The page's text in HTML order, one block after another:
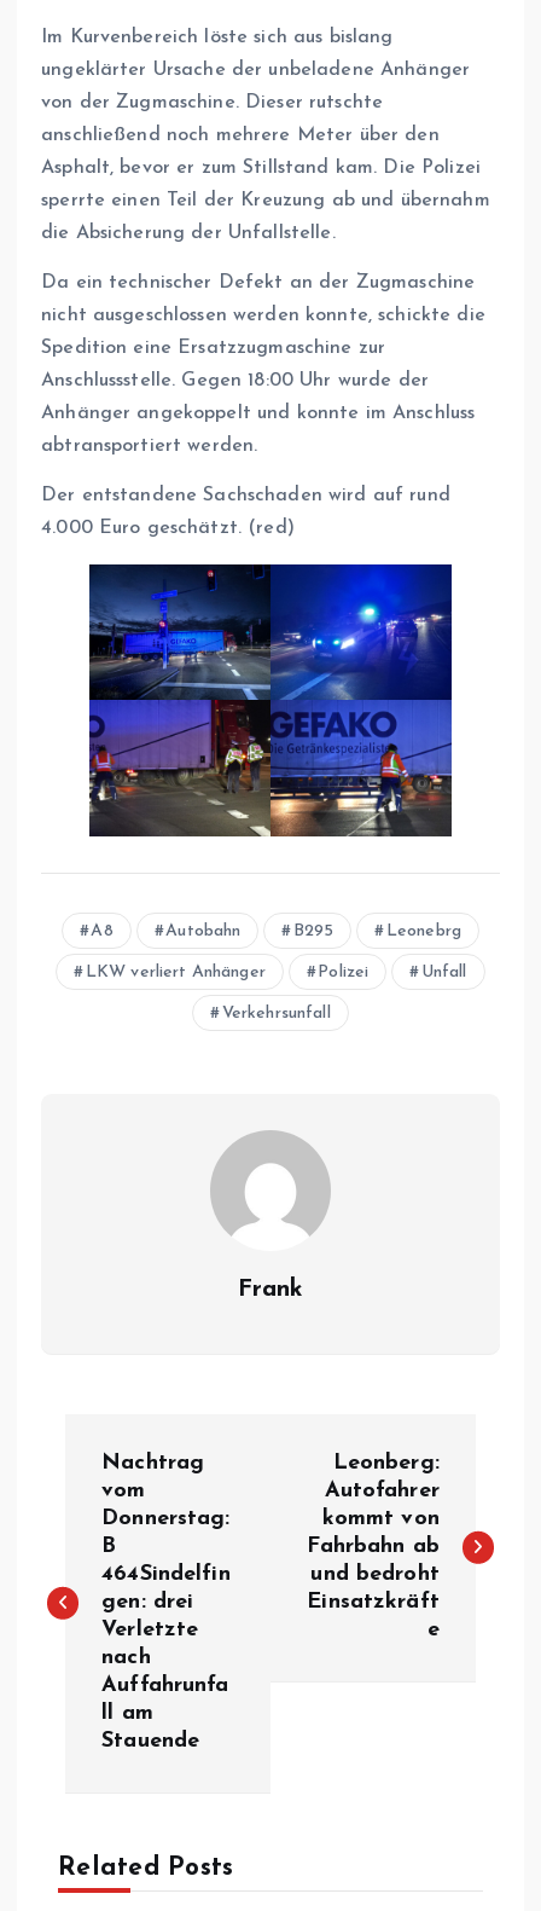
Im Kurvenbereich löste sich aus bislang
ungeklärter Ursache der unbeladene Anhänger
von der Zugmaschine. Dieser rutschte
anschließend noch mehrere Meter über den
Asphalt, bevor er zum Stillstand kam. Die Polizei
sperrte einen Teil der Kreuzung ab und übernahm
die Absicherung der Unfallstelle.
Da ein technischer Defekt an der Zugmaschine
nicht ausgeschlossen werden konnte, schickte die
Spedition eine Ersatzzugmaschine zur
Anschlussstelle. Gegen 18:00 Uhr wurde der
Anhänger angekoppelt und konnte im Anschluss
abtransportiert werden.
Der entstandene Sachschaden wird auf rund
4.000 Euro geschätzt. (red)
A8 Autobahn B295 Leonebrg
LKW verliert Anhänger Polizei Unfall
Verkehrsunfall
Frank
t
s
Nachtrag
vom
Donnerstag:
B
464Sindelfin
gen: drei
Verletzte
nach
Auffahrunfa
ll am
Stauende
Leonberg:
Autofahrer
kommt von
Fahrbahn ab
und bedroht
Einsatzkräft
e
Related Posts